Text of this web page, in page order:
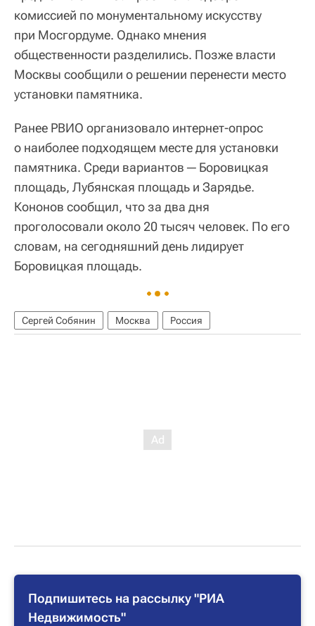
комиссией по монументальному искусству
при Мосгордуме. Однако мнения
общественности разделились. Позже власти
Москвы сообщили о решении перенести место
установки памятника.
Ранее РВИО организовало интернет-опрос
о наиболее подходящем месте для установки
памятника. Среди вариантов ─ Боровицкая
площадь, Лубянская площадь и Зарядье.
Кононов сообщил, что за два дня
проголосовали около 20 тысяч человек. По его
словам, на сегодняшний день лидирует
Боровицкая площадь.
Сергей Собянин Москва Россия
Подпишитесь на рассылку "РИА
Недвижимость"